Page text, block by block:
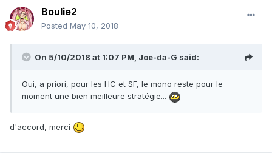
Boulie2
Posted May 10, 2018
On 5/10/2018 at 1:07 PM, Joe-da-G said:
Oui, a priori, pour les HC et SF, le mono reste pour le
moment une bien meilleure stratégie...
d'accord, merci